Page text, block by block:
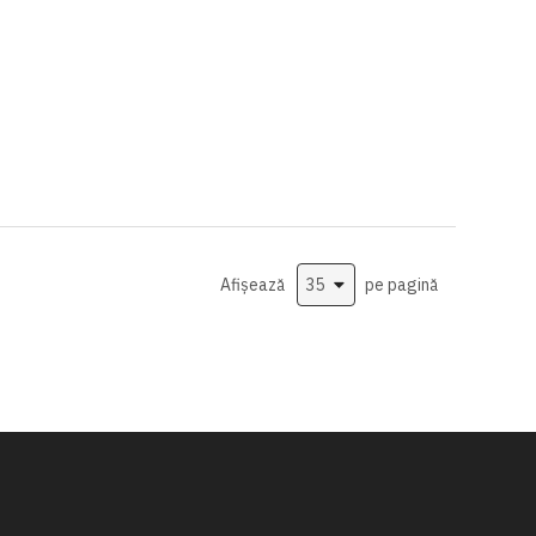
Afișează
pe pagină